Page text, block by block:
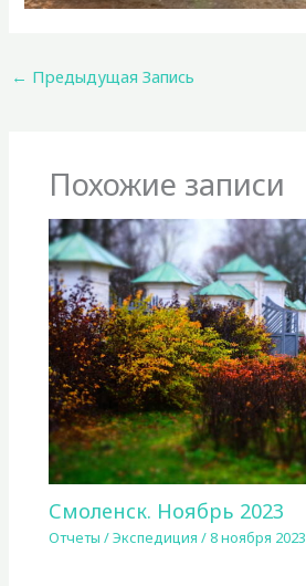
← Предыдущая Запись
Похожие записи
Смоленск. Ноябрь 2023
Отчеты /Экспедиция /8 ноября 2023